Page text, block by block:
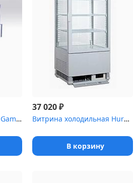
Витрина холодильная Gamma Quadro 1500 LED [(RAL9016/7016)]
37 020₽
Витрина холодильная Hurakan [HKN-UPD78]
В корзину